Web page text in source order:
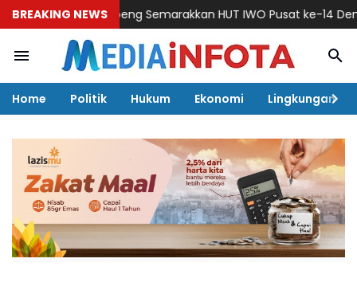
BREAKING NEWS
IWO Soppeng Semarakkan HUT IWO Pusat ke-14 Dengan
Home Politik Hukum Ekonomi Lingkungan